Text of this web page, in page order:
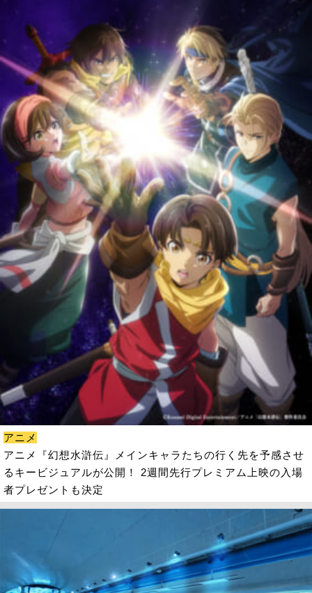
アニメ
アニメ『幻想水滸伝』メインキャラたちの行く先を予感させ
るキービジュアルが公開！ 2週間先行プレミアム上映の入場
者プレゼントも決定